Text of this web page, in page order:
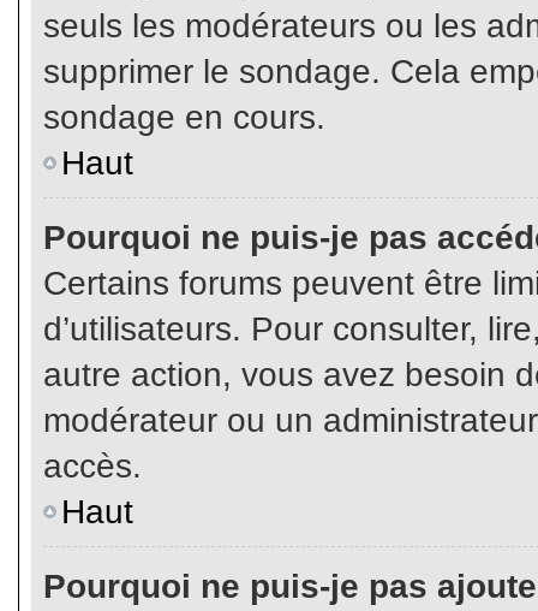
seuls les modérateurs ou les
supprimer le sondage. Cela
sondage en cours.
Haut
Pourquoi ne puis-je pas
Certains forums peuvent être
d’utilisateurs. Pour consulter,
autre action, vous avez besoin
modérateur ou un
accès.
Haut
Pourquoi ne puis-je pas